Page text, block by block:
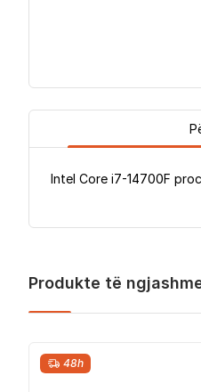
Intel Core i7-14700F
Produkte të
48h